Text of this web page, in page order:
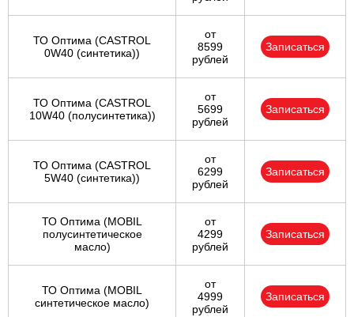
ТО Оптима (CASTROL
0W40 (синтетика))
от
8599
рублей
Записаться
ТО Оптима (CASTROL
10W40 (полусинтетика))
от
5699
рублей
Записаться
ТО Оптима (CASTROL
5W40 (синтетика))
от
6299
рублей
Записаться
ТО Оптима (MOBIL
полусинтетическое
масло)
от
4299
рублей
Записаться
ТО Оптима (MOBIL
синтетическое масло)
от
4999
рублей
Записаться